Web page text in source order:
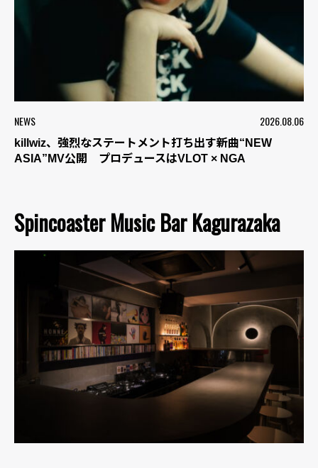
NEWS 2026.08.06
killwiz、強烈なステートメント打ち出す新曲“NEW
ASIA”MV公開 プロデュースはVLOT × NGA
Spincoaster Music Bar Kagurazaka